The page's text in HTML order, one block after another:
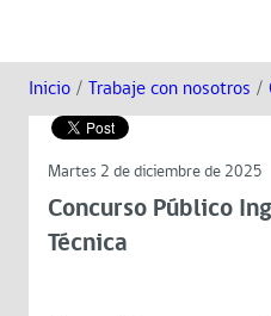
Inicio / Trabaje con nosotros /
Martes 2 de diciembre de 2025
Concurso Público
Técnica